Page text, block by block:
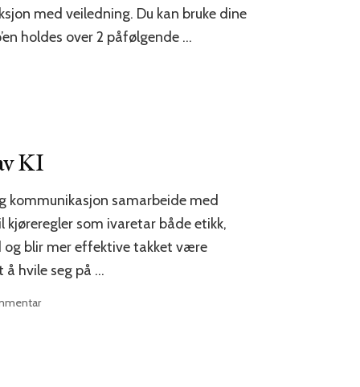
med veiledning. Du kan bruke dine
holdes over 2 påfølgende …
KI
kommunikasjon samarbeide med
kjøreregler som ivaretar både etikk,
blir mer effektive takket være
å hvile seg på …
til